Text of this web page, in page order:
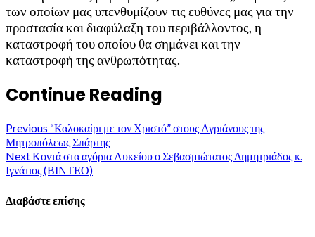
των οποίων μας υπενθυμίζουν τις ευθύνες μας για την
προστασία και διαφύλαξη του περιβάλλοντος, η
καταστροφή του οποίου θα σημάνει και την
καταστροφή της ανθρωπότητας.
Continue Reading
Previous “Καλοκαίρι με τον Χριστό” στους Αγριάνους της
Μητροπόλεως Σπάρτης
NextΚοντά στα αγόρια Λυκείου ο Σεβασμιώτατος Δημητριάδος κ.
Ιγνάτιος (ΒΙΝΤΕΟ)
Διαβάστε επίσης